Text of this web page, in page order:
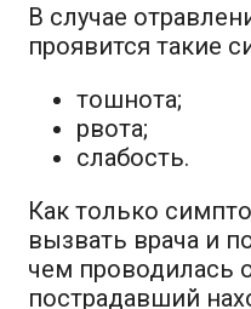
В случае
проявится такие
тошнота;
рвота;
слабость.
Как только
вызвать врача и
чем проводилась
пострадавший